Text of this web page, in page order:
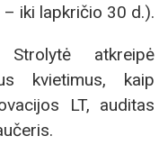
iki lapkričio 30 d.).
atkreipė
kvietimus, kaip
LT, auditas